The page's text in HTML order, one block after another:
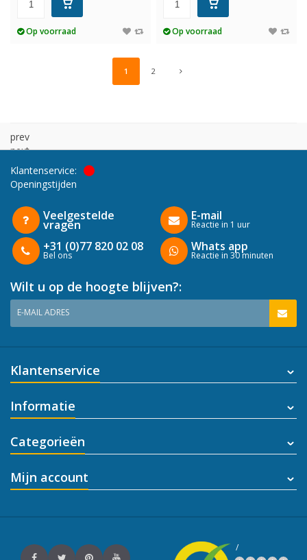
Op voorraad Op voorraad
1 2
prev
next
Klantenservice:
Openingstijden
Veelgestelde
vragen
+31 (0)77 820 02 08
Bel ons
E-mail
Reactie in 1 uur
Whats app
Reactie in 30 minuten
Wilt u op de hoogte blijven?:
E-MAIL ADRES
Klantenservice
Informatie
Categorieën
Mijn account
/